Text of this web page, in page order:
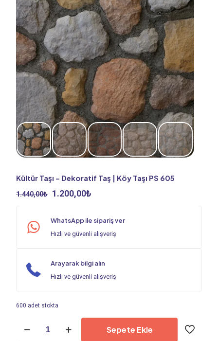
Kültür Taşı – Dekoratif Taş | Köy Taşı PS 605
1.440,00₺ Orijinal
1.200,00₺
1.200,00₺.
WhatsApp ile sipariş ver
Hızlı ve güvenli alışveriş
Arayarak bilgi alın
Hızlı ve güvenli alışveriş
600 adet stokta
Taşı
Sepete Ekle